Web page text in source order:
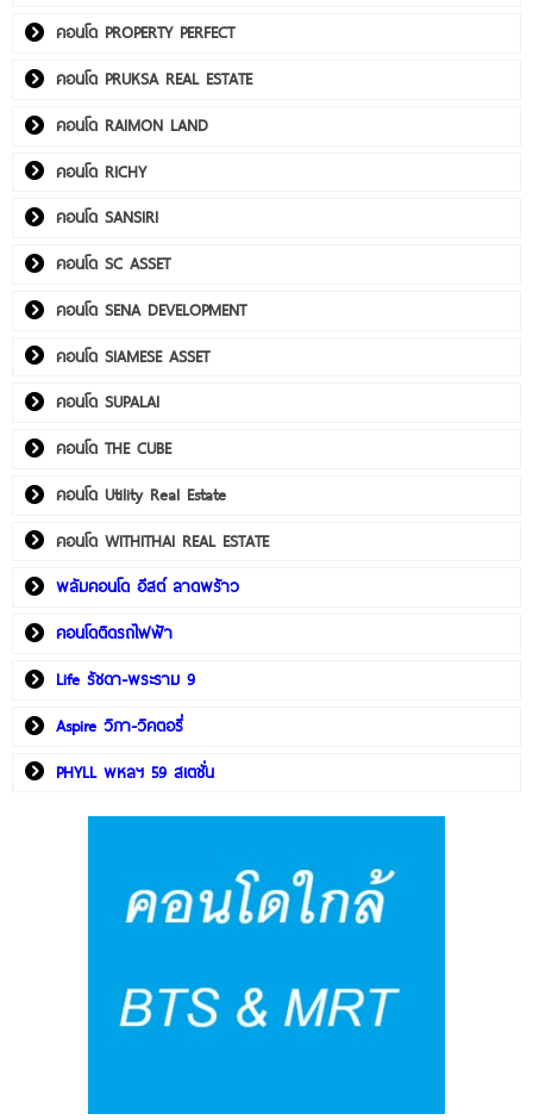
คอนโด PROPERTY PERFECT
คอนโด PRUKSA REAL ESTATE
คอนโด RAIMON LAND
คอนโด RICHY
คอนโด SANSIRI
คอนโด SC ASSET
คอนโด SENA DEVELOPMENT
คอนโด SIAMESE ASSET
คอนโด SUPALAI
คอนโด THE CUBE
คอนโด Utility Real Estate
คอนโด WITHITHAI REAL ESTATE
พลัมคอนโด อีสต์ ลาดพร้าว
คอนโดติดรถไฟฟ้า
Life รัชดา-พระราม 9
Aspire วิภา-วิคตอรี่
PHYLL พหลฯ 59 สเตชั่น